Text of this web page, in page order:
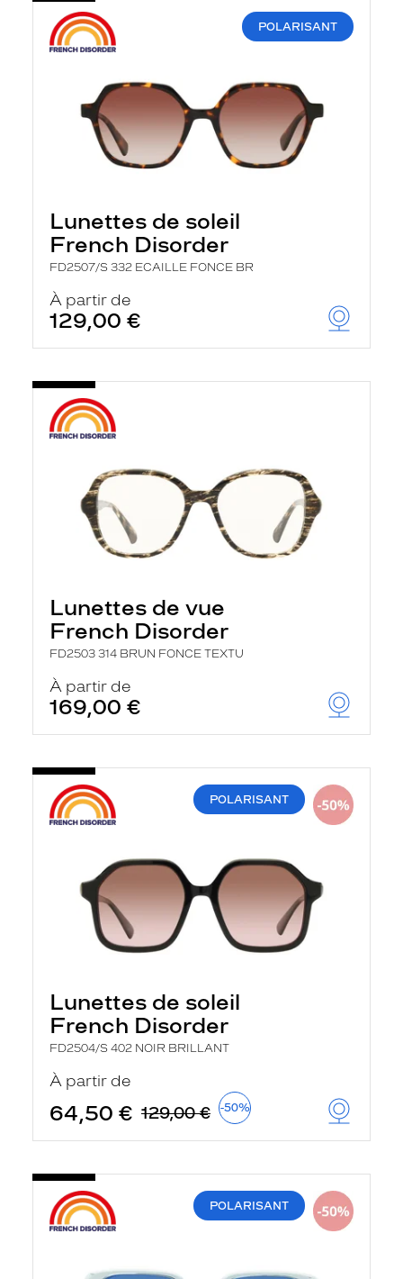
POLARISANT
Lunettes de soleil
French Disorder
FD2507/S 332 ECAILLE FONCE BR
À partir de
129,00 €
Lunettes de vue
French Disorder
FD2503 314 BRUN FONCE TEXTU
À partir de
169,00 €
POLARISANT
Lunettes de soleil
French Disorder
FD2504/S 402 NOIR BRILLANT
À partir de
64,50 € 129,00 € -50%
POLARISANT